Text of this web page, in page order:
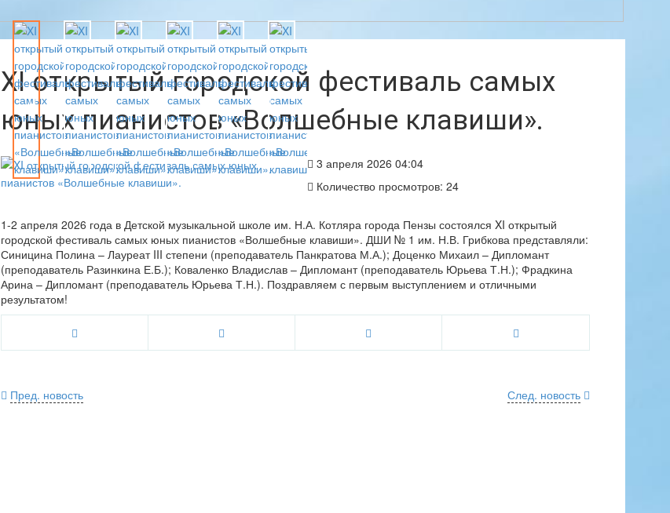
XI открытый городской фестиваль самых
юных пианистов «Волшебные клавиши».
3 апреля 2026 04:04
Количество просмотров: 24
1-2 апреля 2026 года в Детской музыкальной школе им. Н.А. Котляра города Пензы состоялся XI открытый
городской фестиваль самых юных пианистов «Волшебные клавиши». ДШИ № 1 им. Н.В. Грибкова представляли:
Синицина Полина – Лауреат III степени (преподаватель Панкратова М.А.); Доценко Михаил – Дипломант
(преподаватель Разинкина Е.Б.); Коваленко Владислав – Дипломант (преподаватель Юрьева Т.Н.); Фрадкина
Арина – Дипломант (преподаватель Юрьева Т.Н.). Поздравляем с первым выступлением и отличными
результатом!
След. новость
Пред. новость